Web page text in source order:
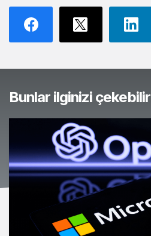
Bunlar ilginizi çekebilir